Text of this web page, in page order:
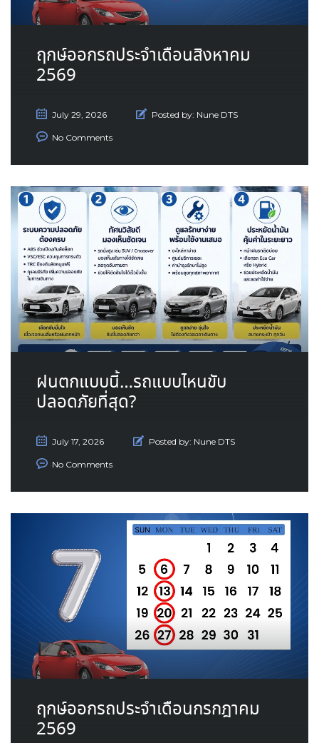
ฤกษ์ออกรถประจำเดือนสิงหาคม
2569
July 29, 2026 Posted by: Nune DTS
No Comments
ฝนตกแบบนี้…รถแบบไหนขับ
ปลอดภัยที่สุด?
July 17, 2026 Posted by: Nune DTS
No Comments
ฤกษ์ออกรถประจำเดือนกรกฎาคม
2569